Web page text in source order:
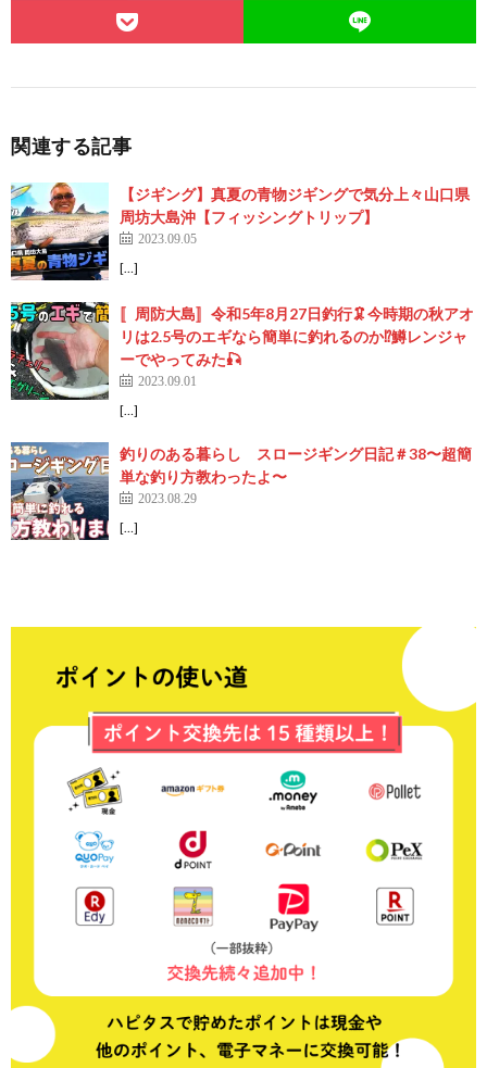
関連する記事
【ジギング】真夏の青物ジギングで気分上々山口県
周坊大島沖【フィッシングトリップ】
2023.09.05
[…]
〚周防大島〛令和5年8月27日釣行🦑今時期の秋アオ
リは2.5号のエギなら簡単に釣れるのか⁉️鱒レンジャ
ーでやってみた🎣
2023.09.01
[…]
釣りのある暮らし スロージギング日記＃38〜超簡
単な釣り方教わったよ〜
2023.08.29
[…]